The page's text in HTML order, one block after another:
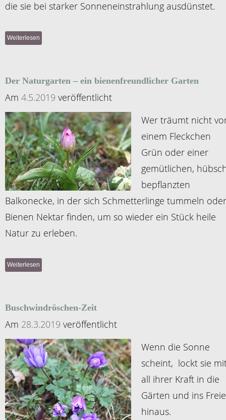
die sie bei starker Sonneneinstrahlung ausdünstet.
Weiterlesen
Der Naturgarten – ein bienenfreundlicher Garten
Am 4.5.2019 veröffentlicht
Wer träumt nicht
einem Fleckchen
Grün oder einer
gemütlichen,
bepflanzten
Balkonecke, in der sich Schmetterlinge tummeln oder
Bienen Nektar finden, um so wieder ein Stück heile
Natur zu erleben.
Weiterlesen
Buschwindröschen-Zeit
Am 28.3.2019 veröffentlicht
Wenn die Sonne
scheint, lockt sie
all ihrer Kraft in die
Gärten und ins Freie
hinaus.